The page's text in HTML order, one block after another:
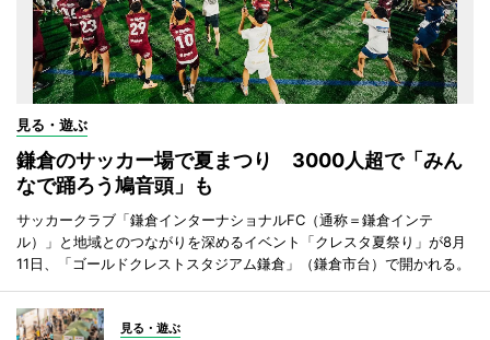
見る・遊ぶ
鎌倉のサッカー場で夏まつり 3000人超で「みん
なで踊ろう鳩音頭」も
サッカークラブ「鎌倉インターナショナルFC（通称＝鎌倉インテ
ル）」と地域とのつながりを深めるイベント「クレスタ夏祭り」が8月
11日、「ゴールドクレストスタジアム鎌倉」（鎌倉市台）で開かれる。
見る・遊ぶ